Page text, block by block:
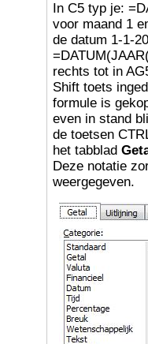
In C5 typ je:
voor maand 1
de datum 1-1-
rechts tot in
Shift toets
formule is
even in stand
de toetsen
het tabblad
Deze notatie
weergegeven.